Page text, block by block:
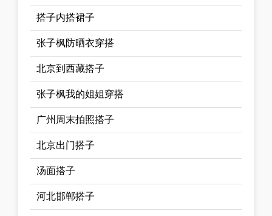
搭子内搭裙子
张子枫防晒衣穿搭
北京到西藏搭子
张子枫我的姐姐穿搭
广州周末拍照搭子
北京出门搭子
汤面搭子
河北邯郸搭子